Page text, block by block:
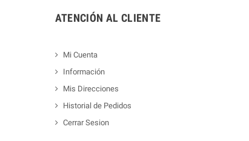
ATENCIÓN AL CLIENTE
Mi Cuenta
Información
Mis Direcciones
Historial de Pedidos
Cerrar Sesion